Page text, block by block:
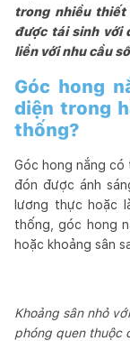
trong nhiều
được tái sinh với
liền với nhu cầu
Góc hong
diện trong
thống?
Góc hong nắng có
đón được ánh
lương thực hoặc
thống, góc hong
hoặc khoảng sân
Khoảng sân nhỏ
phóng quen thuộc